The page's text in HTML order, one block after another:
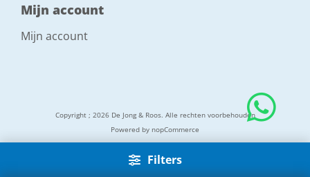
Filters
Mijn account
Mijn account
Copyright ; 2026 De Jong & Roos. Alle rechten voorbehouden
Powered by nopCommerce